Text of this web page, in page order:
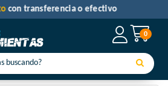
0
con transferencia o efectivo